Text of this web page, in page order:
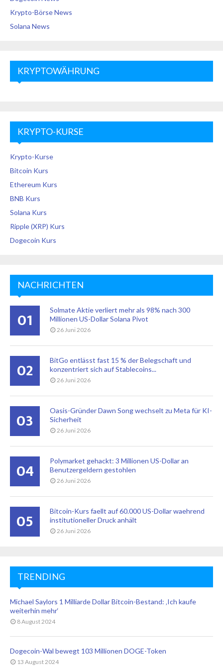
Krypto-Börse News
Solana News
KRYPTOWÄHRUNG
KRYPTO-KURSE
Krypto-Kurse
Bitcoin Kurs
Ethereum Kurs
BNB Kurs
Solana Kurs
Ripple (XRP) Kurs
Dogecoin Kurs
NACHRICHTEN
01
Solmate Aktie verliert mehr als 98% nach 300
Millionen US-Dollar Solana Pivot
26 Juni 2026
02
BitGo entlässt fast 15 % der Belegschaft und
konzentriert sich auf Stablecoins...
26 Juni 2026
03
Oasis-Gründer Dawn Song wechselt zu Meta für KI-
Sicherheit
26 Juni 2026
04
Polymarket gehackt: 3 Millionen US-Dollar an
Benutzergeldern gestohlen
26 Juni 2026
05
Bitcoin-Kurs faellt auf 60.000 US-Dollar waehrend
institutioneller Druck anhält
26 Juni 2026
TRENDING
Michael Saylors 1 Milliarde Dollar Bitcoin-Bestand: ‚Ich kaufe
weiterhin mehr‘
8 August 2024
Dogecoin-Wal bewegt 103 Millionen DOGE-Token
13 August 2024